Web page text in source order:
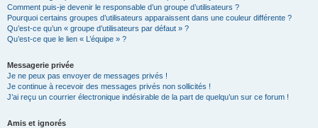
Comment puis-je devenir le responsable d’un groupe d’utilisateurs ?
Pourquoi certains groupes d’utilisateurs apparaissent dans une couleur différente ?
Qu’est-ce qu’un « groupe d’utilisateurs par défaut » ?
Qu’est-ce que le lien « L’équipe » ?
Messagerie privée
Je ne peux pas envoyer de messages privés !
Je continue à recevoir des messages privés non sollicités !
J’ai reçu un courrier électronique indésirable de la part de quelqu’un sur ce forum !
Amis et ignorés